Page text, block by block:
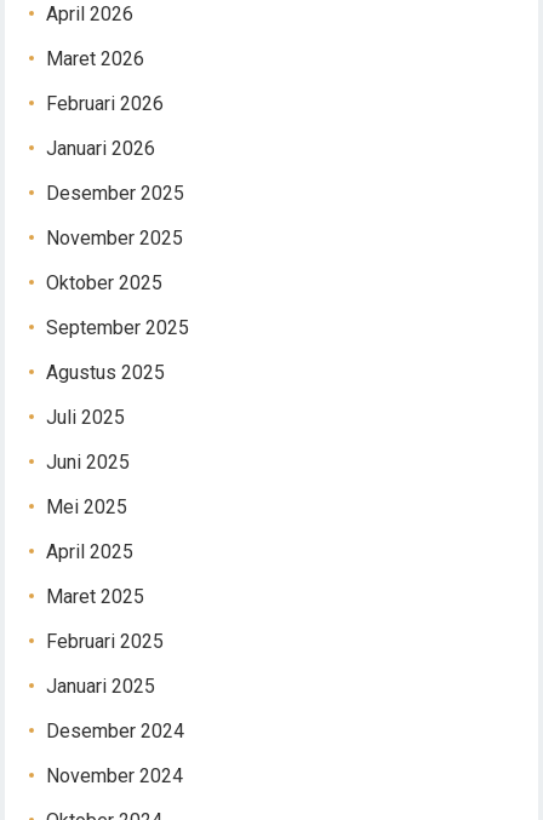
April 2026
Maret 2026
Februari 2026
Januari 2026
Desember 2025
November 2025
Oktober 2025
September 2025
Agustus 2025
Juli 2025
Juni 2025
Mei 2025
April 2025
Maret 2025
Februari 2025
Januari 2025
Desember 2024
November 2024